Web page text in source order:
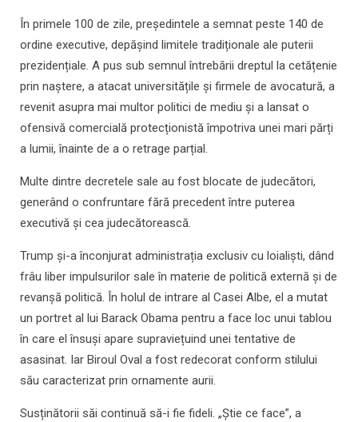
În primele 100 de zile, președintele a semnat peste 140 de
ordine executive, depășind limitele tradiționale ale puterii
prezidențiale. A pus sub semnul întrebării dreptul la cetățenie
prin naștere, a atacat universitățile și firmele de avocatură, a
revenit asupra mai multor politici de mediu și a lansat o
ofensivă comercială protecționistă împotriva unei mari părți
a lumii, înainte de a o retrage parțial.
Multe dintre decretele sale au fost blocate de judecători,
generând o confruntare fără precedent între puterea
executivă și cea judecătorească.
Trump și-a înconjurat administrația exclusiv cu loialiști, dând
frâu liber impulsurilor sale în materie de politică externă și de
revanșă politică. În holul de intrare al Casei Albe, el a mutat
un portret al lui Barack Obama pentru a face loc unui tablou
în care el însuși apare supraviețuind unei tentative de
asasinat. Iar Biroul Oval a fost redecorat conform stilului
său caracterizat prin ornamente aurii.
Susținătorii săi continuă să-i fie fideli. „Știe ce face”, a